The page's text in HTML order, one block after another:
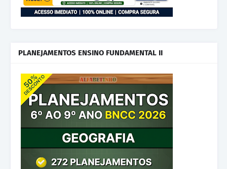
PLANEJAMENTOS ENSINO FUNDAMENTAL II